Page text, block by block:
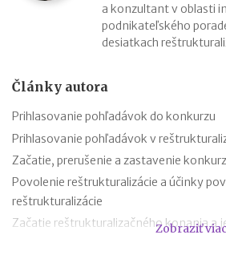
a konzultant v oblasti
podnikateľského
desiatkach
Články autora
Prihlasovanie pohľadávok do konkurzu
Prihlasovanie pohľadávok v
Začatie, prerušenie a zastavenie
Povolenie reštrukturalizácie a účinky
reštrukturalizácie
Začatie reštrukturalizačného konania a
Zobraziť